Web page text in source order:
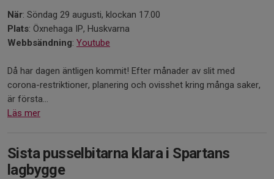
När: Söndag 29 augusti, klockan 17.00
Plats: Öxnehaga IP, Huskvarna
Webbsändning: Youtube
Då har dagen äntligen kommit! Efter månader av slit med
corona-restriktioner, planering och ovisshet kring många saker,
är första...
Läs mer
Sista pusselbitarna klara i Spartans
lagbygge